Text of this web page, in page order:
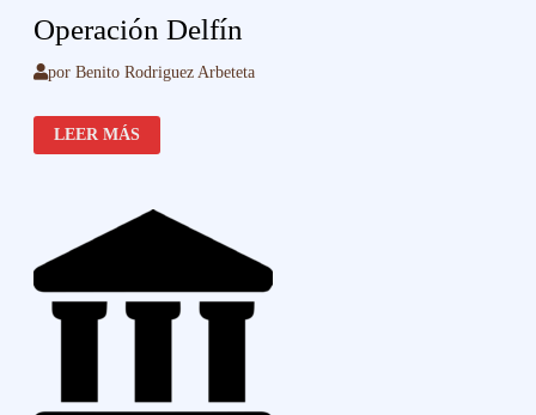
Operación Delfín
porBenito Rodriguez Arbeteta
OPERACIÓN
DELFÍN
LEER MÁS